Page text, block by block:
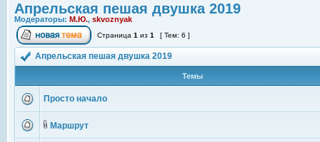
Апрельская пешая двушка 2019
Модераторы: М.Ю., skvoznyak
Страница 1 из 1 [ Тем: 6 ]
Апрельская пешая двушка 2019
Темы
Просто начало
Маршрут